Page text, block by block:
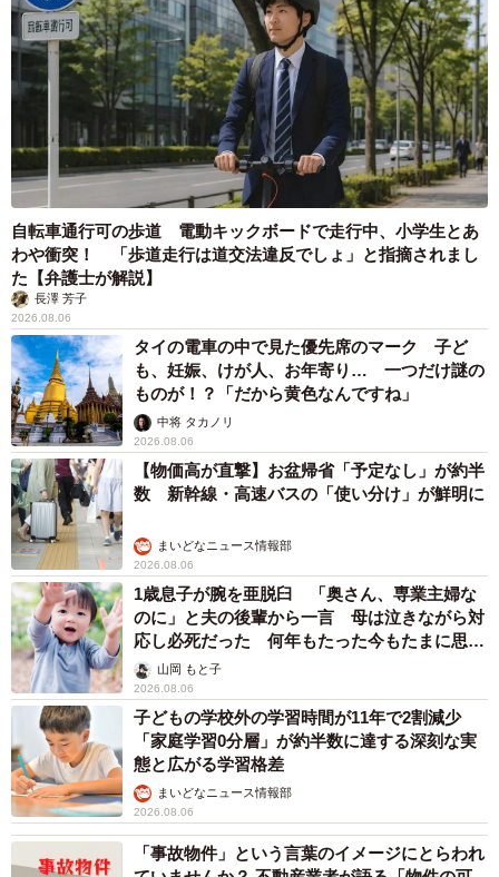
5/7
カケコム「夫婦間の言葉の暴力はDVになる？離婚できるケースと言動例5
選を解説」https://www.kakekomu.com/media/28848/ より
なお、「取りたいと思ったが取れなかった」と回答した方
の中では、下記のように子供が理由で行動に移せなかった
という意見が目立ったといいます。
▽30代女性
子供がいるので、別居も離婚もできなかった。我慢すれば
いいと思った。
▽50代男性
子供2人のこと考えたら離婚出来ない。
▽60代以上女性
子供が小さい頃はただ我慢でしたが、娘が家を出て自活し
始めた時、娘の方から家を出て娘のところに来るように言
われましたが、娘に迷惑をかけたくないので実行をしませ
んでした。
…また、こちらは男性だけに見られた意見とのことです
が、事態の悪化を恐れて対策を取ることを躊躇した人もい
たそうです。
▽30代男性
次に何を言われるか怖かったため。
自転車通行可の歩道 電動キックボードで走行中、小学生とあ
わや衝突！ 「歩道走行は道交法違反でしょ」と指摘されまし
た【弁護士が解説】
長澤 芳子
2026.08.06
タイの電車の中で見た優先席のマーク 子ど
も、妊娠、けが人、お年寄り… 一つだけ謎の
ものが！？「だから黄色なんですね」
中将 タカノリ
2026.08.06
【物価高が直撃】お盆帰省「予定なし」が約半
数 新幹線・高速バスの「使い分け」が鮮明に
まいどなニュース情報部
2026.08.06
1歳息子が腕を亜脱臼 「奥さん、専業主婦な
のに」と夫の後輩から一言 母は泣きながら対
応し必死だった 何年もたった今もたまに思い
出し…山岡 もと子
2026.08.06
子どもの学校外の学習時間が11年で2割減少
「家庭学習0分層」が約半数に達する深刻な実
態と広がる学習格差
まいどなニュース情報部
2026.08.06
「事故物件」という言葉のイメージにとらわれ